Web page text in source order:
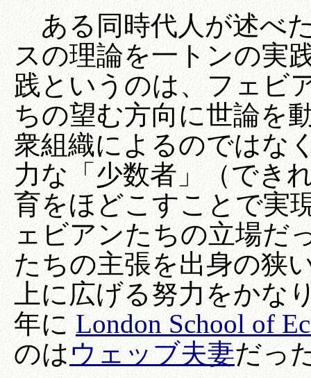
ある同時代人が述べ
スの理論を一トンの実
践というのは、フェビ
ちの望む方向に世論を
衆組織によるのではな
力な「少数者」（でき
育をほどこすことで実
ェビアンたちの立場だ
たちの主張を出身の狭
上に広げる努力をかな
年にLondon School of
のはウェッブ夫妻だっ